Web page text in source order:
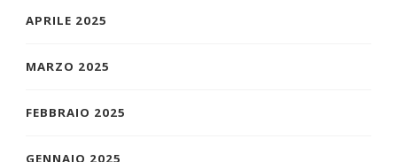
APRILE 2025
MARZO 2025
FEBBRAIO 2025
GENNAIO 2025